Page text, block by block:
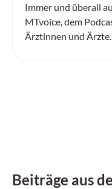
Immer und überall
MTvoice, dem
Ärztinnen und Ärzte.
Beiträge aus